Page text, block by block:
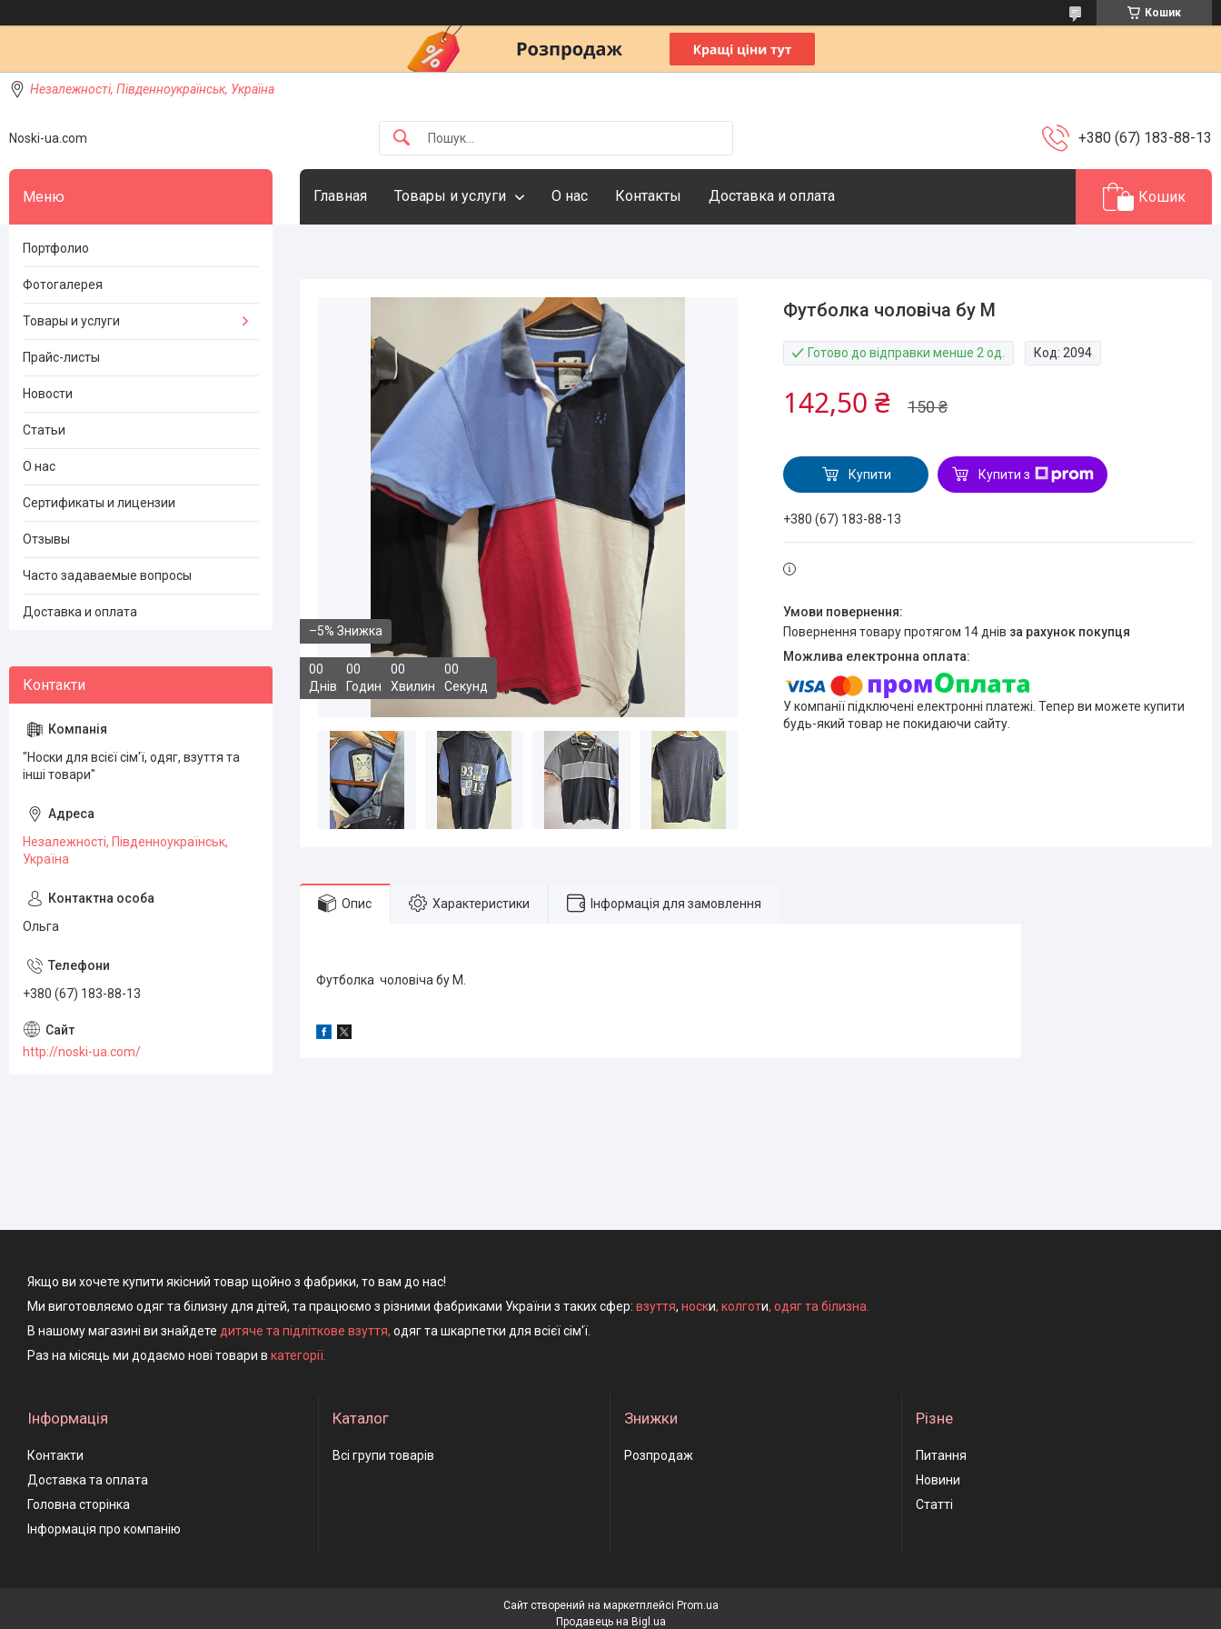
Кошик
Незалежності, Південноукраїнськ, Україна
Noski-ua.com +380 (67) 183-88-13
Главная Товары и услуги О нас Контакты Доставка и оплата Кошик
–5%
00
Днів
00
Годин
00
Хвилин
00
Секунд
Футболка чоловіча бу M
Готово до відправки менше 2 од. Код: 2094
150 ₴
142,50 ₴
Купити Купити з
+380 (67) 183-88-13
повернення товару протягом 14 днів за рахунок покупця
У компанії підключені електронні платежі. Тепер ви можете купити
будь-який товар не покидаючи сайту.
Опис Характеристики Інформація для замовлення
Футболка чоловіча бу M.
Портфолио
Фотогалерея
Товары и услуги
Прайс-листы
Новости
Статьи
О нас
Сертификаты и лицензии
Отзывы
Часто задаваемые вопросы
Доставка и оплата
"Носки для всієї сім'ї, одяг, взуття та
інші товари"
Незалежності, Південноукраїнськ,
Україна
Ольга
+380 (67) 183-88-13
http://noski-ua.com/
Якщо ви хочете купити якісний товар щойно з фабрики, то вам до нас!
Ми виготовляємо одяг та білизну для дітей, та працюємо з різними фабриками України з таких сфер: взуття, носки, колготи, одяг та білизна.
В нашому магазині ви знайдете дитяче та підліткове взуття, одяг та шкарпетки для всієї сім'ї.
Раз на місяць ми додаємо нові товари в категорії.
Інформація
Контакти
Доставка та оплата
Головна сторінка
Інформація про компанію
Каталог
Всі групи товарів
Знижки
Розпродаж
Різне
Питання
Новини
Статті
Сайт створений на маркетплейсі Prom.ua
Продавець на Bigl.ua